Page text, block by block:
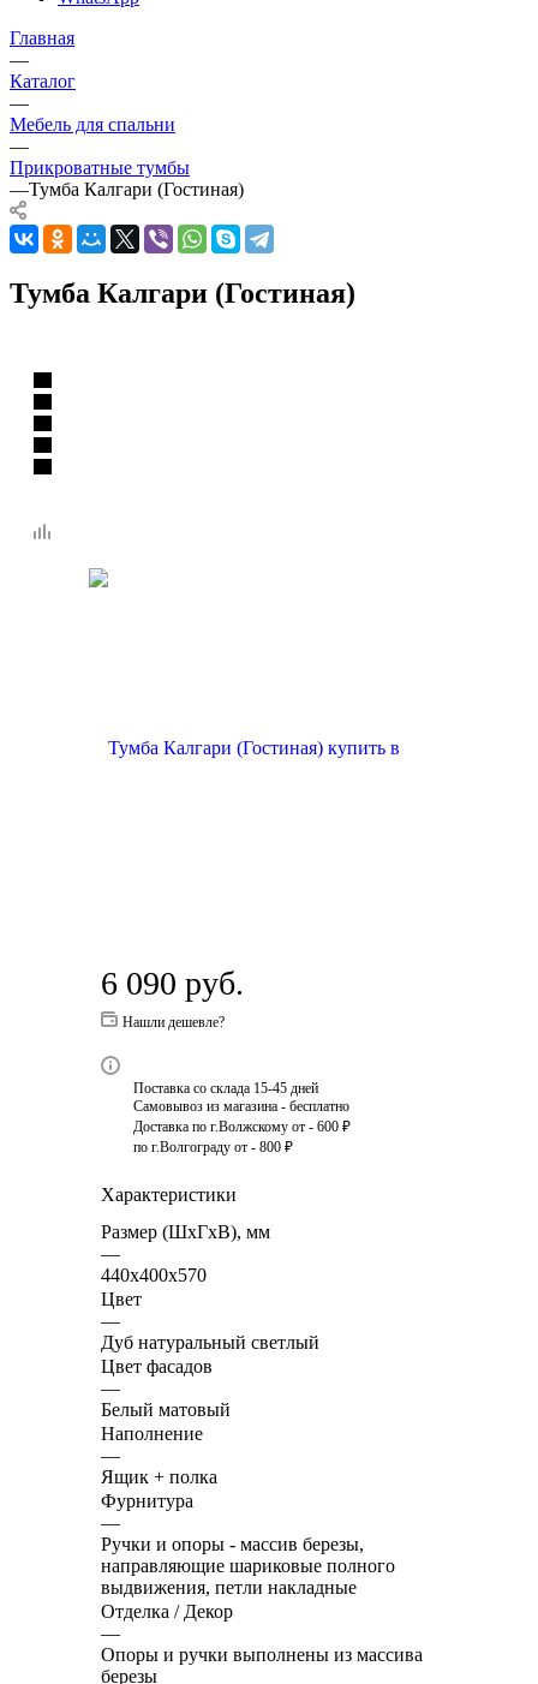
Главная
—
Каталог
—
Мебель для спальни
—
Прикроватные тумбы
—Тумба Калгари (Гостиная)
Тумба Калгари (Гостиная)
6 090 руб.
Нашли дешевле?
Поставка со склада 15-45 дней
Самовывоз из магазина - бесплатно
Доставка по г.Волжскому от - 600 ₽
по г.Волгограду от - 800 ₽
Характеристики
Размер (ШхГхВ), мм
—
440х400х570
Цвет
—
Дуб натуральный светлый
Цвет фасадов
—
Белый матовый
Наполнение
—
Ящик + полка
Фурнитура
—
Ручки и опоры - массив березы,
направляющие шариковые полного
выдвижения, петли накладные
Отделка / Декор
—
Опоры и ручки выполнены из массива
березы